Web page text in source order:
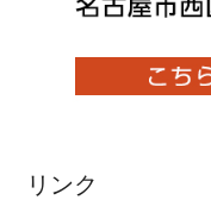
リンク